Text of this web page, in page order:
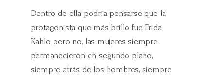
Dentro de ella podría pensarse que la
protagonista que más brilló fue Frida
Kahlo pero no, las mujeres siempre
permanecieron en segundo plano,
siempre atrás de los hombres, siempre